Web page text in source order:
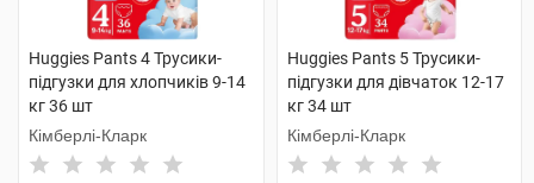
Huggies Pants 4 Трусики-
підгузки для хлопчиків 9-14
кг 36 шт
Кімберлі-Кларк
Huggies Pants 5 Трусики-
підгузки для дівчаток 12-17
кг 34 шт
Кімберлі-Кларк